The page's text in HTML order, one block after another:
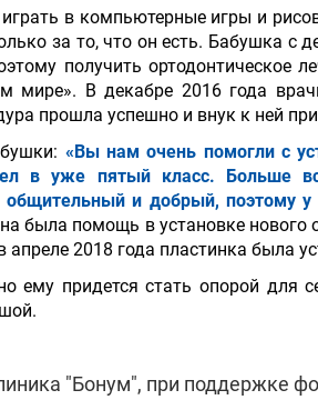
в компьютерные игры и
за то, что он есть. Бабушка с
получить ортодонтическое
мире». В декабре 2016 года
прошла успешно и внук к ней
«Вы нам очень помогли с
в уже пятый класс. Больше
общительный и добрый, поэтому
была помощь в установке нового
2018 года пластинка была
ему придется стать опорой
"Бонум", при поддержке